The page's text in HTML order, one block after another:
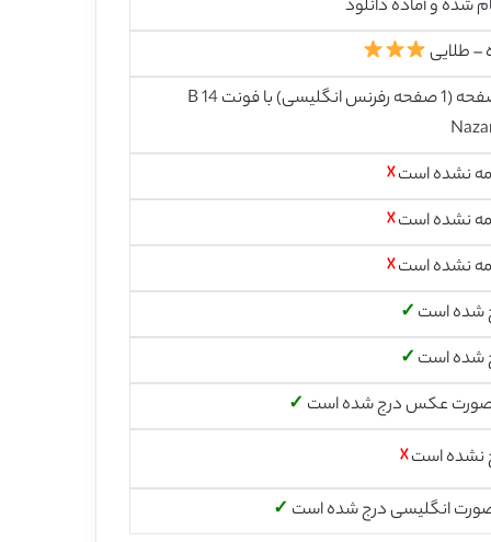
شده و آماده دانلود
– طلایی
8 صفحه (1 صفحه رفرنس انگلیسی) با فونت 14 B
نشده است☓
نشده است☓
نشده است☓
شده است ✓
شده است ✓
عکس درج شده است ✓
نشده است☓
انگلیسی درج شده است ✓